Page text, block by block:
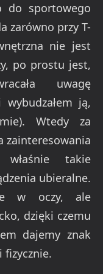
do sportowego
zarówno przy T-
nie jest
po prostu jest,
uwagę
ją,
Wtedy za
zainteresowania
takie
ubieralne.
w oczy, ale
dzięki czemu
dajemy znak
fizycznie.